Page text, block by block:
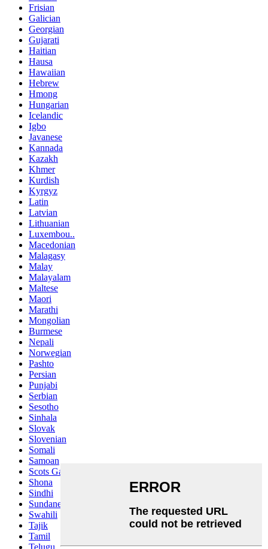
Frisian
Galician
Georgian
Gujarati
Haitian
Hausa
Hawaiian
Hebrew
Hmong
Hungarian
Icelandic
Igbo
Javanese
Kannada
Kazakh
Khmer
Kurdish
Kyrgyz
Latin
Latvian
Lithuanian
Luxembou..
Macedonian
Malagasy
Malay
Malayalam
Maltese
Maori
Marathi
Mongolian
Burmese
Nepali
Norwegian
Pashto
Persian
Punjabi
Serbian
Sesotho
Sinhala
Slovak
Slovenian
Somali
Samoan
Scots Gaelic
Shona
Sindhi
Sundanese
Swahili
Tajik
Tamil
Telugu